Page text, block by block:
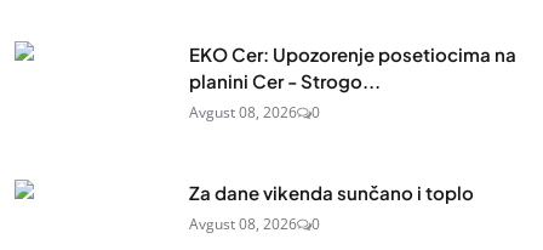
EKO Cer: Upozorenje posetiocima na
planini Cer - Strogo...
Avgust 08, 2026 0
Za dane vikenda sunčano i toplo
Avgust 08, 2026 0